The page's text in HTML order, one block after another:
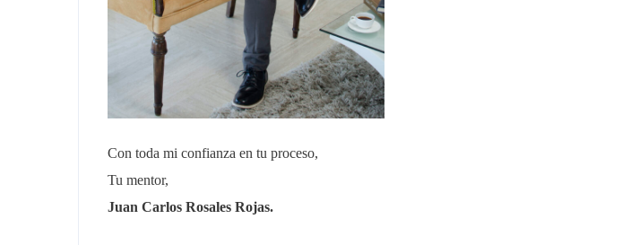
Con toda mi confianza en tu proceso,
Tu mentor,
Juan Carlos Rosales Rojas.